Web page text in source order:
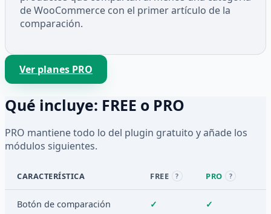
de WooCommerce con el primer artículo de la
comparación.
Ver planes PRO
Qué incluye: FREE o PRO
PRO mantiene todo lo del plugin gratuito y añade los
módulos siguientes.
CARACTERÍSTICA FREE ? PRO ?
Botón de comparación ✓ ✓